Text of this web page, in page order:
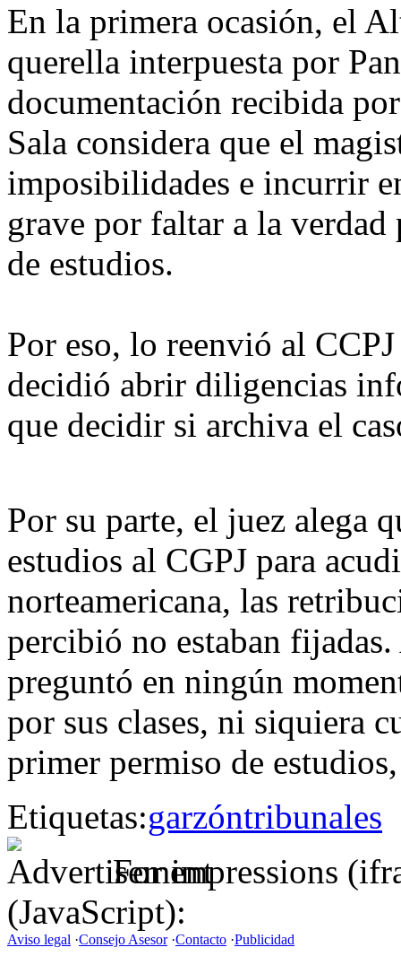
En la primera ocasión, el
querella interpuesta por
documentación recibida
Sala considera que el
imposibilidades e incurrir
grave por faltar a la
de estudios.
Por eso, lo reenvió al
decidió abrir diligencias
que decidir si archiva el
Por su parte, el juez alega
estudios al CGPJ para
norteamericana, las
percibió no estaban
preguntó en ningún
por sus clases, ni siquiera
primer permiso de
Etiquetas:garzóntribunales
For impressions
(JavaScript):
Aviso legal ·Consejo Asesor·Contacto ·Publicidad